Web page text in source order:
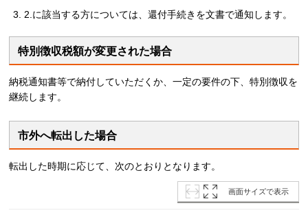
2.に該当する方については、還付手続きを文書で通知します。
特別徴収税額が変更された場合
納税通知書等で納付していただくか、一定の要件の下、特別徴収を
継続します。
市外へ転出した場合
転出した時期に応じて、次のとおりとなります。
画面サイズで表示